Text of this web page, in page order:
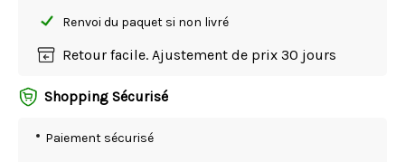
Renvoi du paquet si non livré
Retour facile. Ajustement de prix 30 jours
Shopping Sécurisé
Paiement sécurisé